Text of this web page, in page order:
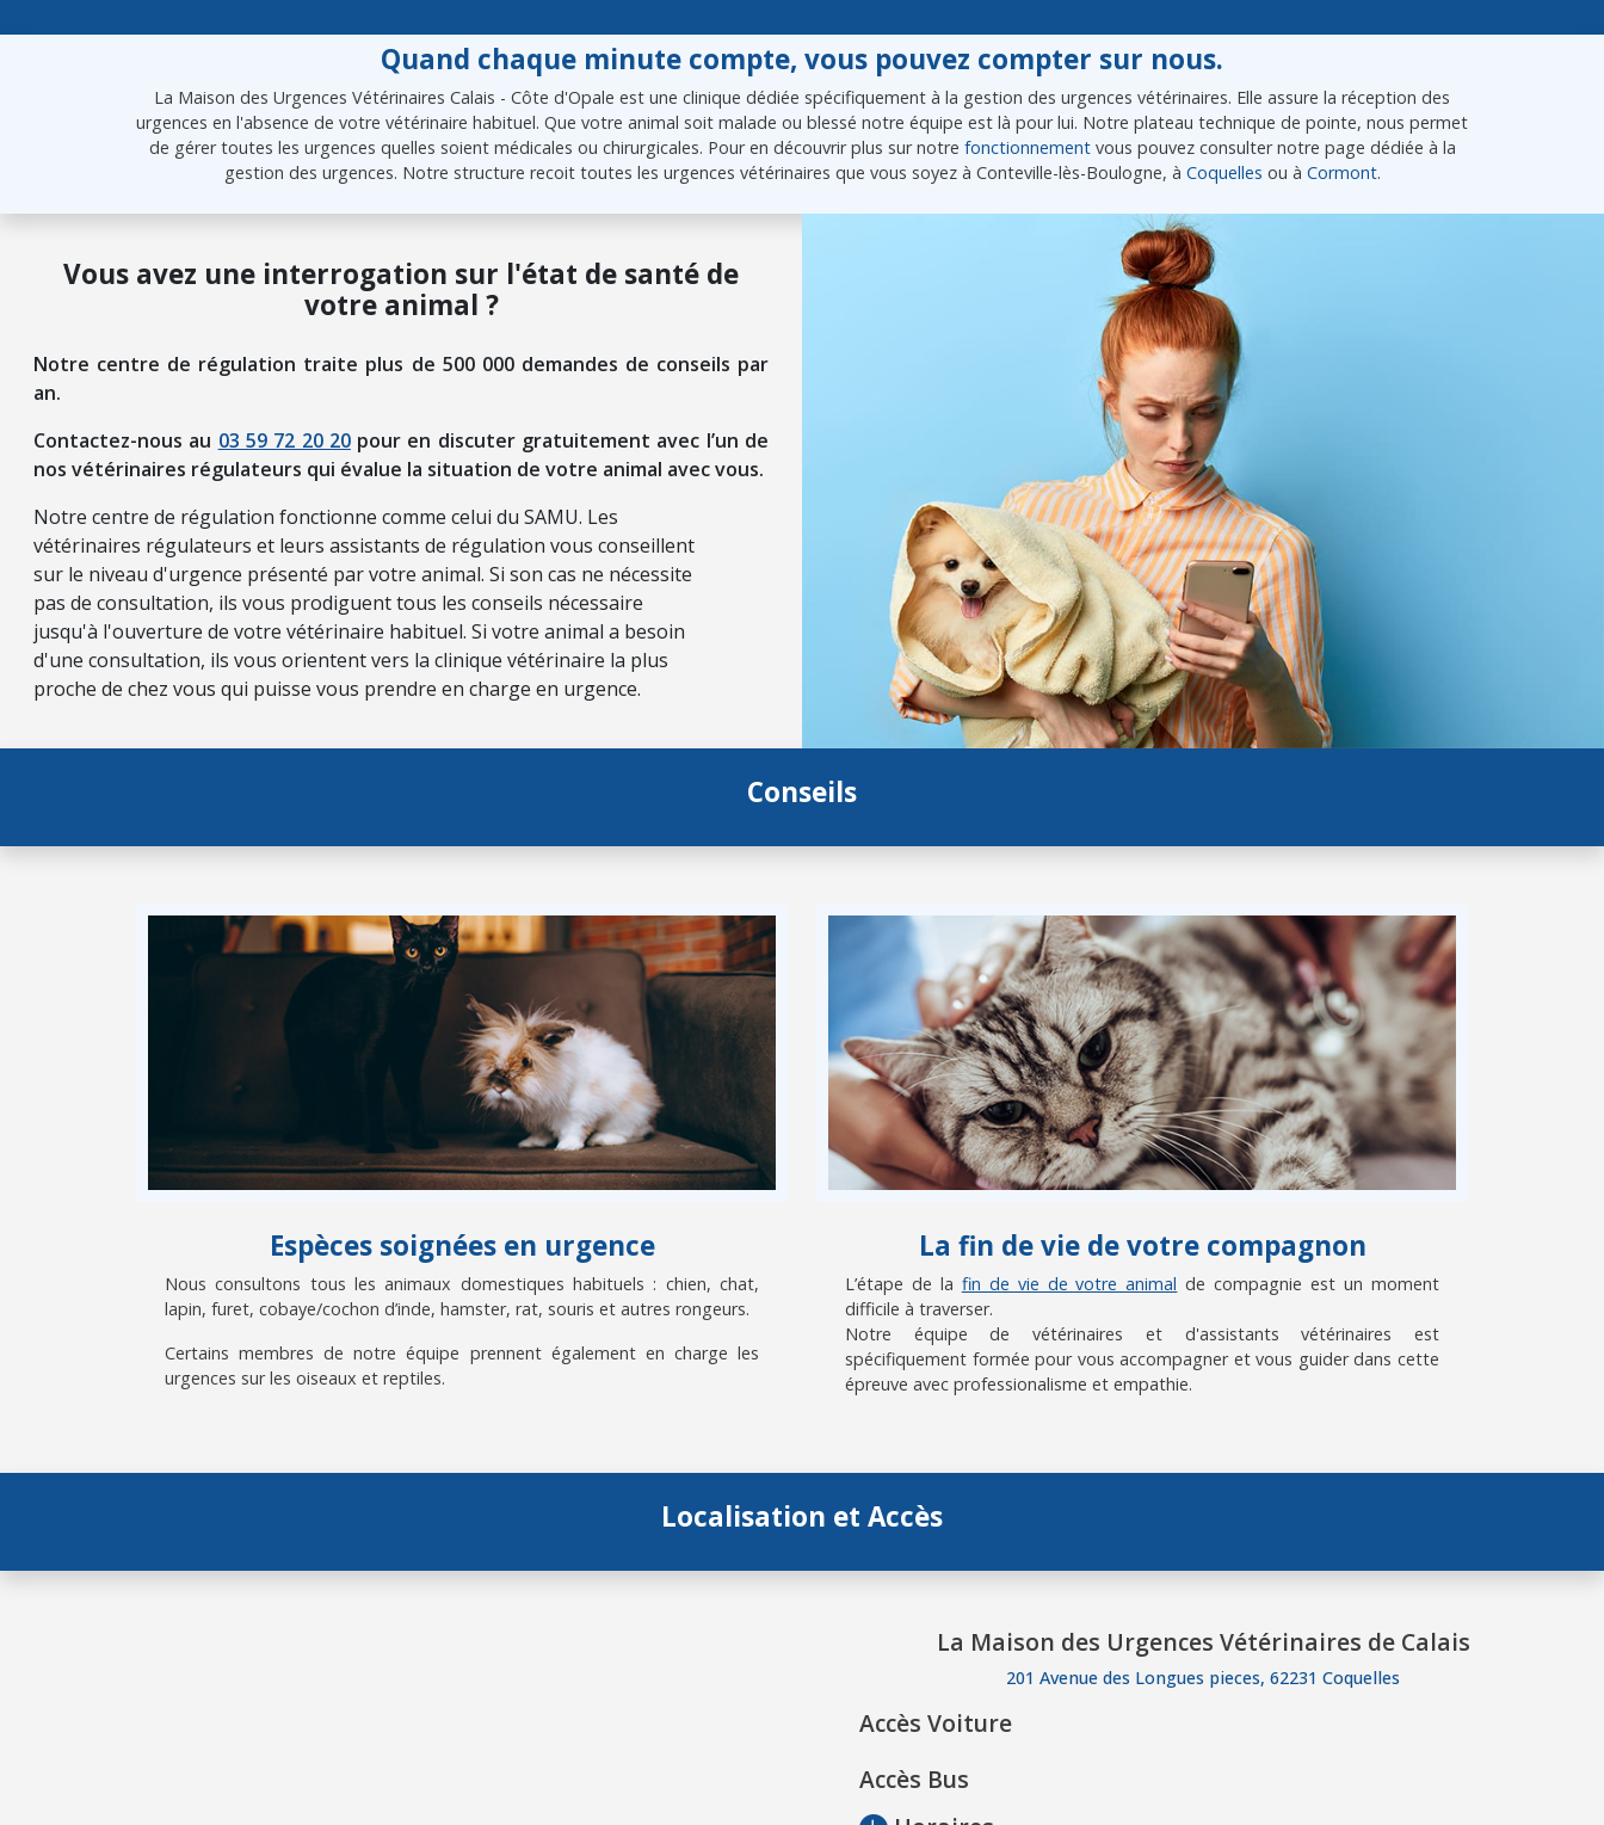
Quand chaque minute compte, vous pouvez compter sur nous.
La Maison des Urgences Vétérinaires Calais - Côte d'Opale est une clinique dédiée spécifiquement à la gestion des urgences vétérinaires. Elle assure la réception des
urgences en l'absence de votre vétérinaire habituel. Que votre animal soit malade ou blessé notre équipe est là pour lui. Notre plateau technique de pointe, nous permet
de gérer toutes les urgences quelles soient médicales ou chirurgicales. Pour en découvrir plus sur notre fonctionnementvous pouvez consulter notre page dédiée à la
gestion des urgences. Notre structure recoit toutes les urgences vétérinaires que vous soyez à Conteville-lès-Boulogne, à Coquelles ou à Cormont.
Vous avez une interrogation sur l'état de santé de
votre animal ?
Notre centre de régulation traite plus de 500 000 demandes de conseils par
an.
Contactez-nous au 03 59 72 20 20pour en discuter gratuitement avec l’un de
nos vétérinaires régulateurs qui évalue la situation de votre animal avec vous.
Notre centre de régulation fonctionne comme celui du SAMU. Les
vétérinaires régulateurs et leurs assistants de régulation vous conseillent
sur le niveau d'urgence présenté par votre animal. Si son cas ne nécessite
pas de consultation, ils vous prodiguent tous les conseils nécessaire
jusqu'à l'ouverture de votre vétérinaire habituel. Si votre animal a besoin
d'une consultation, ils vous orientent vers la clinique vétérinaire la plus
proche de chez vous qui puisse vous prendre en charge en urgence.
Conseils
Espèces soignées en urgence
Nous consultons tous les animaux domestiques habituels : chien, chat,
lapin, furet, cobaye/cochon d’inde, hamster, rat, souris et autres rongeurs.
Certains membres de notre équipe prennent également en charge les
urgences sur les oiseaux et reptiles.
La fin de vie de votre compagnon
L’étape de la fin de vie de votre animal de compagnie est un moment
difficile à traverser.
Notre équipe de vétérinaires et d'assistants vétérinaires est
spécifiquement formée pour vous accompagner et vous guider dans cette
épreuve avec professionalisme et empathie.
Localisation et Accès
La Maison des Urgences Vétérinaires de Calais
201 Avenue des Longues pieces, 62231 Coquelles
Accès Voiture
Accès Bus